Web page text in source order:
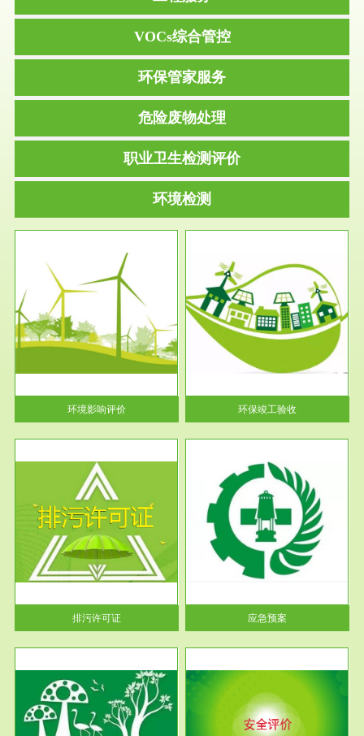
VOCs综合管控
环保管家服务
危险废物处理
职业卫生检测评价
环境检测
环境影响评价
服务范围
环保竣工验收
根据《建设项目环境保护管理条
例》第十七条 编制环境影响报
告书、...
环保竣工验收
排污许可证
服务范围
应急预案
根据《中华人民共和国环境保护
法》第十九条 企业事业单位应
当按照...
应急预案
服务范围